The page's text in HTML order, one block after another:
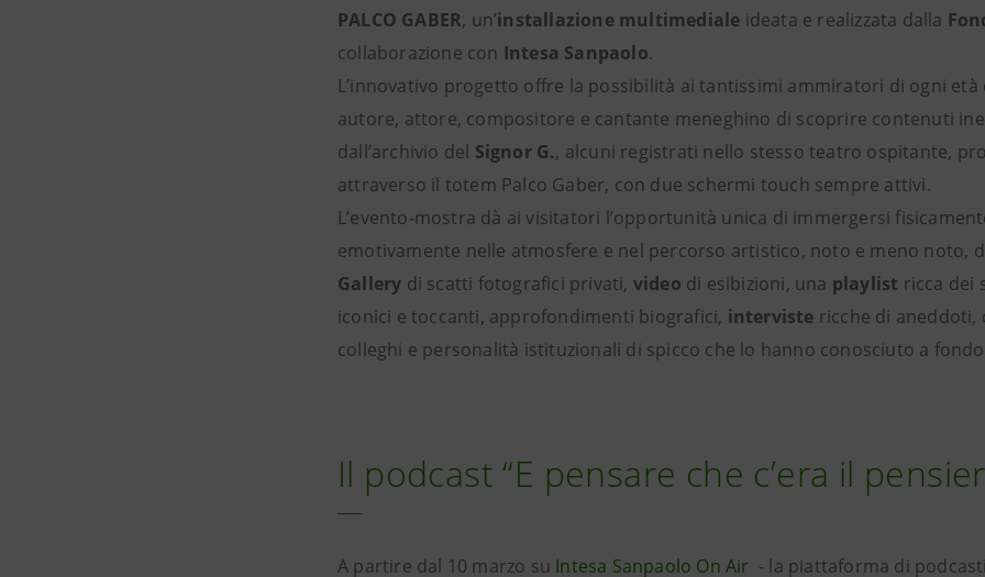
PALCO GABER, un’installazione multimediale ideata e realizzata dalla
collaborazione con Intesa Sanpaolo.
L’innovativo progetto offre la possibilità ai tantissimi ammiratori di ogni età
autore, attore, compositore e cantante meneghino di scoprire contenuti
dall’archivio del Signor G., alcuni registrati nello stesso teatro ospitante,
attraverso il totem Palco Gaber, con due schermi touch sempre attivi.
L’evento-mostra dà ai visitatori l’opportunità unica di immergersi
emotivamente nelle atmosfere e nel percorso artistico, noto e meno noto,
Gallery di scatti fotografici privati, video di esibizioni, una playlist ricca dei
iconici e toccanti, approfondimenti biografici, interviste ricche di
colleghi e personalità istituzionali di spicco che lo hanno conosciuto a
Il podcast “E pensare che c’era il
A partire dal 10 marzo su Intesa Sanpaolo On Air - la piattaforma di